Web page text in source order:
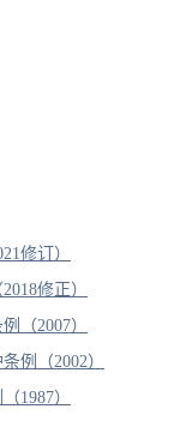
修订）
修正）
（2007）
例（2002）
1987）